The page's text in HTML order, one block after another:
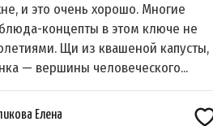
и это очень хорошо. Многие
концепты в этом ключе не
Щи из квашеной капусты,
— вершины человеческого...
Елена